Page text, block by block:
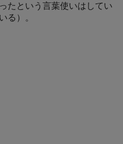
たという言葉使いはしてい
る）。